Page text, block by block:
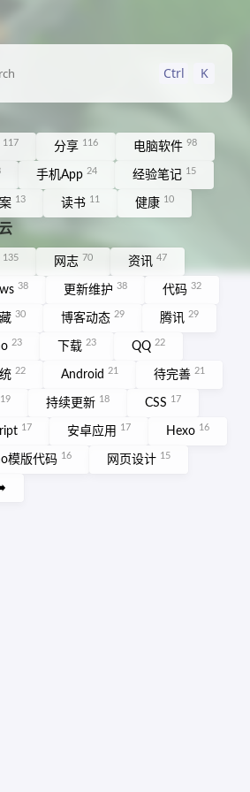
Ctrl K
117 分享 116 电脑软件 98
手机App 24 经验笔记 15
13 读书 11 健康 10
135 网志 70 资讯 47
38 更新维护 38 代码 32
30 博客动态 29 腾讯 29
23 下载 23 QQ 22
22 Android 21 待完善 21
19 持续更新 18 CSS 17
17 安卓应用 17 Hexo 16
模版代码 16 网页设计 15